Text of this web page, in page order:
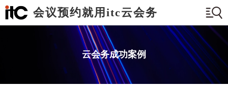
会议预约就用itc云会务
云会务成功案例